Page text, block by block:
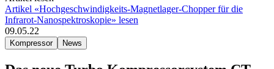
Artikel «Hochgeschwindigkeits-Magnetlager-Chopper für die
Infrarot-Nanospektroskopie» lesen
09.05.22
Kompressor News